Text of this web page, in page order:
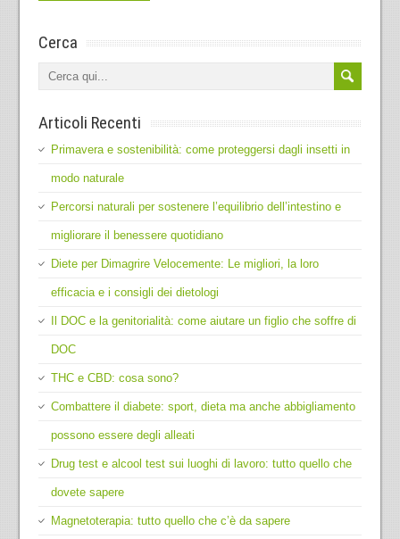
Cerca
Articoli Recenti
Primavera e sostenibilità: come proteggersi dagli insetti in
modo naturale
Percorsi naturali per sostenere l’equilibrio dell’intestino e
migliorare il benessere quotidiano
Diete per Dimagrire Velocemente: Le migliori, la loro
efficacia e i consigli dei dietologi
Il DOC e la genitorialità: come aiutare un figlio che soffre di
DOC
THC e CBD: cosa sono?
Combattere il diabete: sport, dieta ma anche abbigliamento
possono essere degli alleati
Drug test e alcool test sui luoghi di lavoro: tutto quello che
dovete sapere
Magnetoterapia: tutto quello che c’è da sapere